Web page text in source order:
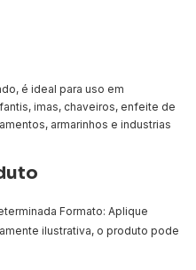
é ideal para uso em
imas, chaveiros, enfeite de
armarinhos e industrias
Formato: Aplique
ilustrativa, o produto pode